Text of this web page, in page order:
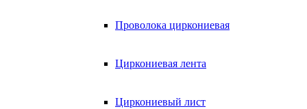
Проволока циркониевая
Циркониевая лента
Циркониевый лист